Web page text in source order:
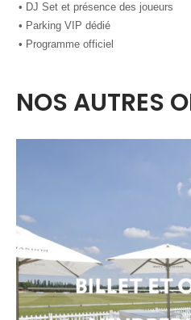
• DJ Set et présence des joueurs
• Parking VIP dédié
• Programme officiel
NOS AUTRES